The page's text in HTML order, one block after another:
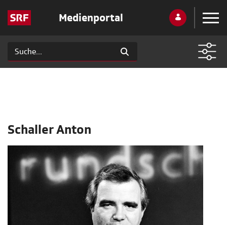
Medienportal
Schaller Anton